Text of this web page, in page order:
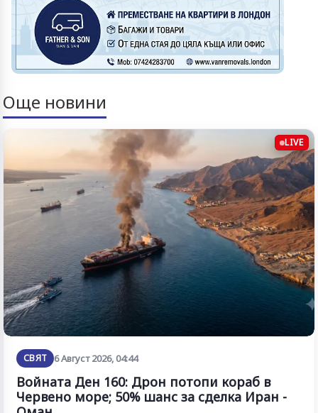
Още новини
LIVE
СВЯТ 6 Август 2026, 04:44
Войната Ден 160: Дрон потопи кораб в
Червено море; 50% шанс за сделка Иран -